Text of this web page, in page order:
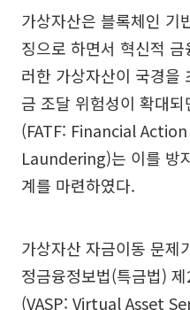
가상자산은 블록체인 기
징으로 하면서 혁신적
러한 가상자산이 국경을
금 조달 위험성이 확대
(FATF: Financial
Laundering)는 이를 방
계를 마련하였다.
가상자산 자금이동 문제
정금융정보법(특금법)
(VASP: Virtual Asset